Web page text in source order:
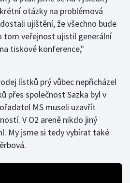
otázky na problémová
ujištění, že všechno bude
tom veřejnost ujistil generální
tiskové konference,"
lístků prý vůbec nepřicházel
přes společnost Sazka byl v
MS museli uzavřít
V O2 areně nikdo jiný
My jsme si tedy vybírat také